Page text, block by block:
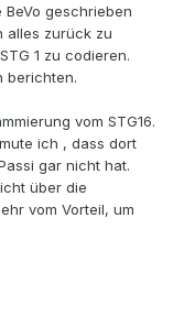
geschrieben
alles zurück zu
1 zu codieren.
berichten.
vom STG16.
ich , dass dort
gar nicht hat.
über die
vom Vorteil, um